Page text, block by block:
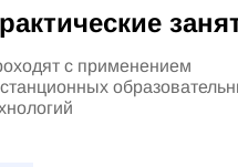
с применением